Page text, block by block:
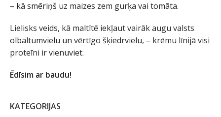
KATEGORIJAS
– kā smēriņš uz maizes zem gurķa vai tomāta.
Lielisks veids, kā maltītē iekļaut vairāk augu valsts
olbaltumvielu un vērtīgo šķiedrvielu, – krēmu līnijā visi
proteīni ir vienuviet.
Ēdīsim ar baudu!